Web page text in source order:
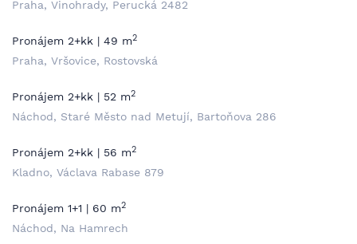
Praha, Vinohrady, Perucká 2482
Pronájem 2+kk | 49 m2
Praha, Vršovice, Rostovská
Pronájem 2+kk | 52 m2
Náchod, Staré Město nad Metují, Bartoňova 286
Pronájem 2+kk | 56 m2
Kladno, Václava Rabase 879
Pronájem 1+1 | 60 m2
Náchod, Na Hamrech